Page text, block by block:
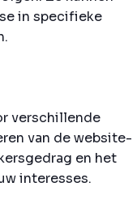
in specifieke
verschillende
van de website-
en het
interesses.